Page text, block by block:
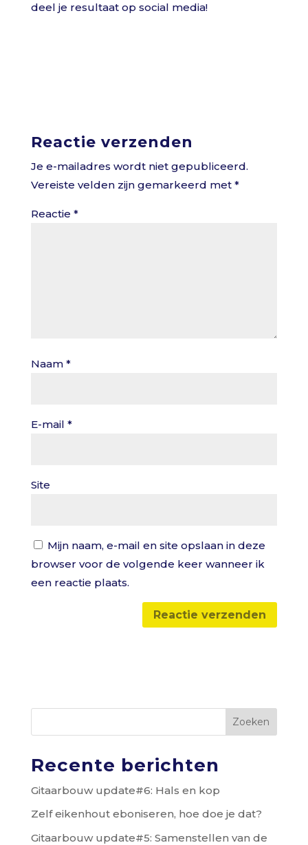
deel je resultaat op social media!
Reactie verzenden
Je e-mailadres wordt niet gepubliceerd.
Vereiste velden zijn gemarkeerd met *
Reactie *
Naam *
E-mail *
Site
Mijn naam, e-mail en site opslaan in deze
browser voor de volgende keer wanneer ik
een reactie plaats.
Zoeken
Recente berichten
Gitaarbouw update#6: Hals en kop
Zelf eikenhout eboniseren, hoe doe je dat?
Gitaarbouw update#5: Samenstellen van de